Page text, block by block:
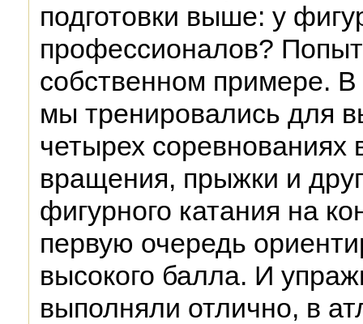
подготовки выше: у
профессионалов?
собственном примере.
мы тренировались для
четырех соревнованиях
вращения, прыжки и
фигурного катания на
первую очередь
высокого балла. И
выполняли отлично, в